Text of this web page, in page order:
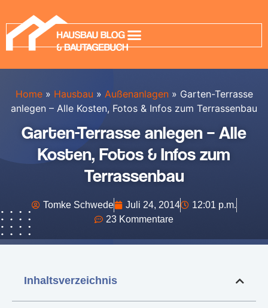
Home » Hausbau » Außenanlagen » Garten-Terrasse
anlegen – Alle Kosten, Fotos & Infos zum Terrassenbau
Garten-Terrasse anlegen – Alle
Kosten, Fotos & Infos zum
Terrassenbau
Tomke Schwede Juli 24, 2014
12:01 p.m.
23 Kommentare
Inhaltsverzeichnis